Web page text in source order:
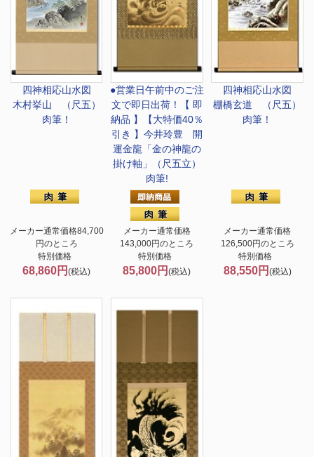
四神相応山水図
木村挙山 （尺五）
肉筆！
メーカー通常価格84,700
円のところ
特別価格
68,860円(税込)
●営業日午前中のご注
文で即日出荷！
【 即
納品 】【大特価40％
引き 】今井玲豊 開
運金龍「金の神龍の
掛け軸」（尺五立）
肉筆!
メーカー通常価格
143,000円のところ
特別価格
85,800円(税込)
四神相応山水図
棚橋玄道 （尺五）
肉筆！
メーカー通常価格
126,500円のところ
特別価格
88,550円 (税込)